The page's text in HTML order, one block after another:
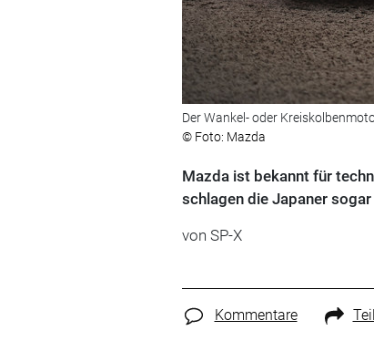
Der Wankel- oder
© Foto: Mazda
Mazda ist bekannt für
schlagen die Japaner
von SP-X
Kommentare